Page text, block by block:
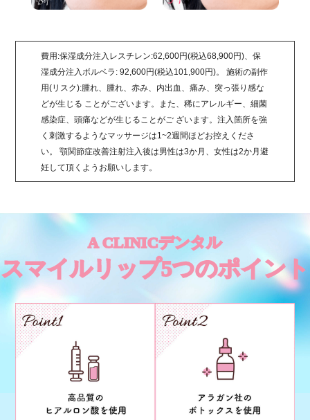
費用:保湿成分注入レスチレン:62,600円(税込68,900円)、保
湿成分注入ボルベラ: 92,600円(税込101,900円)。 施術の副作
用(リスク):腫れ、腫れ、赤み、内出血、痛み、突っ張り感な
どが生じる ことがございます。また、稀にアレルギー、細菌
感染症、頭痛などが生じることがご ざいます。注入箇所を強
く刺激するようなマッサージは1~2週間ほどお控えくださ
い。 顎関節症改善注射注入後は男性は3か月、女性は2か月避
妊して頂くようお願いします。
A CLINICデンタル
スマイルリップ5つのポイント